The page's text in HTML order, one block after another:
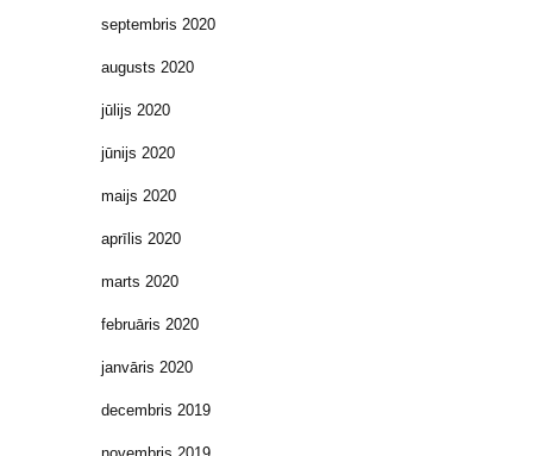
septembris 2020
augusts 2020
jūlijs 2020
jūnijs 2020
maijs 2020
aprīlis 2020
marts 2020
februāris 2020
janvāris 2020
decembris 2019